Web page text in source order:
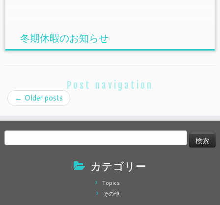
冬期休暇のお知らせ
Post navigation
← Older posts
索:
カテゴリー
Topics
その他